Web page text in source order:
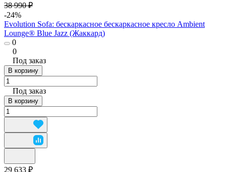
38 990 ₽
-24%
Evolution Sofa: бескаркасное бескаркасное кресло Ambient
Lounge® Blue Jazz (Жаккард)
0
0
Под заказ
В корзину
Под заказ
В корзину
29 633 ₽